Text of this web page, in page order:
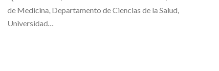
de Medicina, Departamento de Ciencias de la Salud,
Universidad…